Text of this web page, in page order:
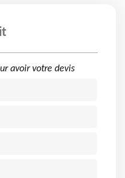
avoir votre devis